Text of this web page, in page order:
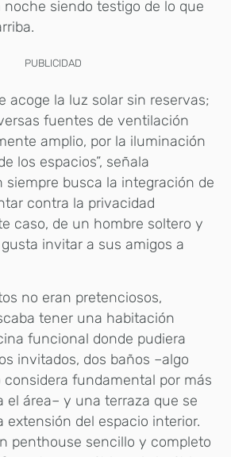
noche siendo testigo de lo que
PUBLICIDAD
acoge la luz solar sin reservas;
fuentes de ventilación
amplio, por la iluminación
los espacios”, señala
siempre busca la integración de
contra la privacidad
caso, de un hombre soltero y
invitar a sus amigos a
no eran pretenciosos,
tener una habitación
funcional donde pudiera
invitados, dos baños –algo
fundamental por más
el área– y una terraza que se
extensión del espacio interior.
penthouse sencillo y completo